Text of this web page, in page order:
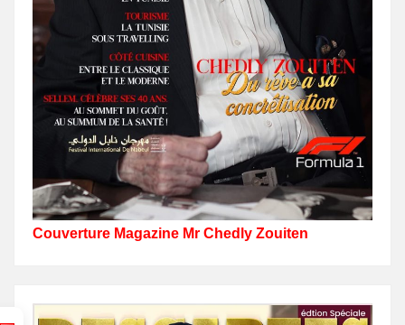
Couverture Magazine Mr Chedly Zouiten